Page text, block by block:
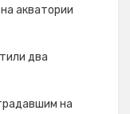
акватории
два
на